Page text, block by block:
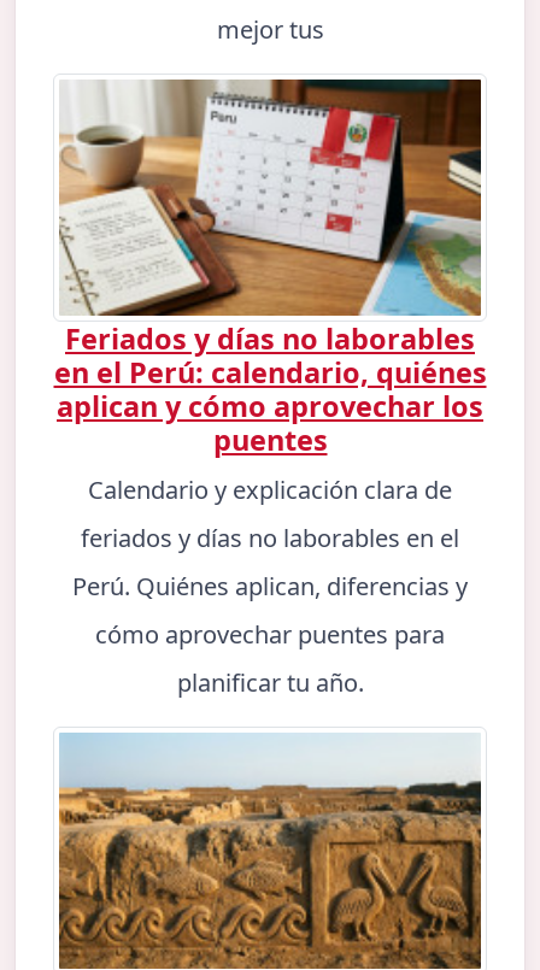
mejor tus
Feriados y días no laborables
en el Perú: calendario, quiénes
aplican y cómo aprovechar los
puentes
Calendario y explicación clara de
feriados y días no laborables en el
Perú. Quiénes aplican, diferencias y
cómo aprovechar puentes para
planificar tu año.